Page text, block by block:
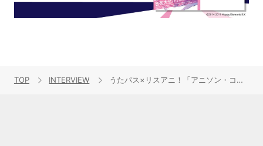
TOP INTERVIEW うたパス×リスアニ！「アニソン・コンピレーションch」第14回【“Selection ClariS 1st Tour“夢の１ページ…”ライブ予習参考曲集 selected by kz(livetune）】